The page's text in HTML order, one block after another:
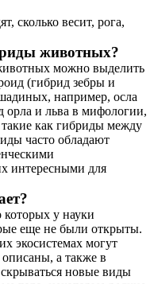
сколько весит, рога,
животных?
можно выделить
(гибрид зебры и
например, осла
орла и льва в мифологии,
как гибриды между
часто обладают
интересными для
у науки
еще не были открыты.
экосистемах могут
а также в
новые виды